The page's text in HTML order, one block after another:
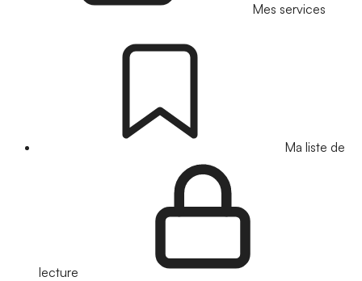
Mes services
Ma liste de
lecture